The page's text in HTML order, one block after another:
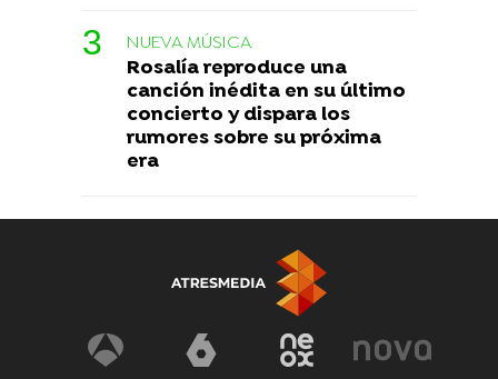
NUEVA MÚSICA
Rosalía reproduce una
canción inédita en su último
concierto y dispara los
rumores sobre su próxima
era